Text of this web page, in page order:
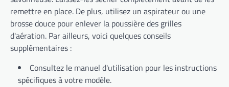
remettre en place. De plus, utilisez un aspirateur ou une
brosse douce pour enlever la poussière des grilles
d'aération. Par ailleurs, voici quelques conseils
supplémentaires :
Consultez le manuel d'utilisation pour les instructions
spécifiques à votre modèle.